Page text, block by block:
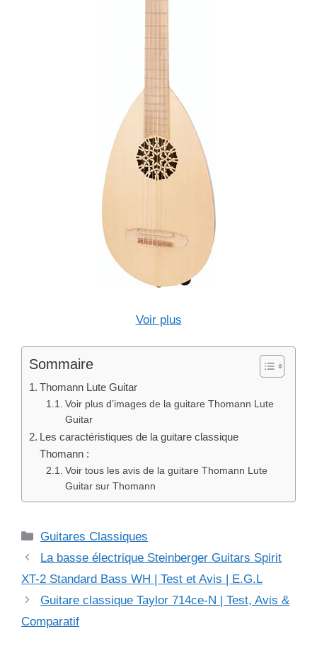
Voir plus
Sommaire
Thomann Lute Guitar
Voir plus d’images de la guitare Thomann Lute
Guitar
Les caractéristiques de la guitare classique
Thomann :
Voir tous les avis de la guitare Thomann Lute
Guitar sur Thomann
Catégories
Guitares Classiques
La basse électrique Steinberger Guitars Spirit
XT-2 Standard Bass WH | Test et Avis | E.G.L
Guitare classique Taylor 714ce-N | Test, Avis &
Comparatif